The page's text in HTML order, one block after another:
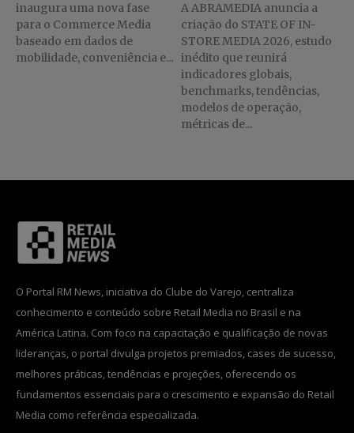
inaugura uma nova fase
para o Commerce Media
baseado em dados de
mobilidade, conveniência e...
A ABRAMEDIA anuncia a
criação do STATE OF IN-
STORE MEDIA 2026, estudo
inédito que reunirá
indicadores globais,
benchmarks, tendências,
modelos de operação,
métricas de...
O Portal RM News, iniciativa do Clube do Varejo, centraliza
conhecimento e conteúdo sobre Retail Media no Brasil e na
América Latina. Com foco na capacitação e qualificação de novas
lideranças, o portal divulga projetos premiados, cases de sucesso,
melhores práticas, tendências e projeções, oferecendo os
fundamentos essenciais para o crescimento e expansão do Retail
Media como referência especializada.